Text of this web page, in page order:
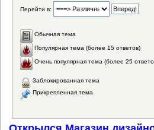
Перейти в:
Обычная тема
Популярная тема (более 15 ответов)
Очень популярная тема (более 25
Заблокированная тема
Прикрепленная тема